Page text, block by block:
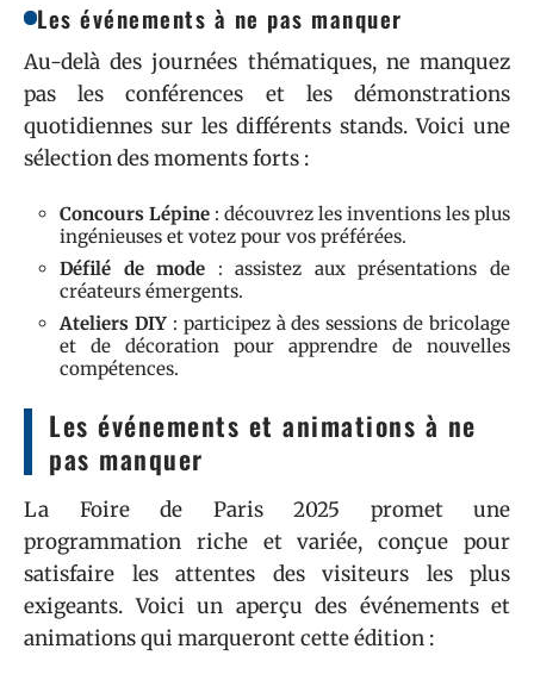
Les événements à ne pas manquer
Au-delà des journées thématiques, ne manquez
pas les conférences et les démonstrations
quotidiennes sur les différents stands. Voici une
sélection des moments forts :
Concours Lépine : découvrez les inventions les plus
ingénieuses et votez pour vos préférées.
Défilé de mode : assistez aux présentations de
créateurs émergents.
Ateliers DIY: participez à des sessions de bricolage
et de décoration pour apprendre de nouvelles
compétences.
Les événements et animations à ne
pas manquer
La Foire de Paris 2025 promet une
programmation riche et variée, conçue pour
satisfaire les attentes des visiteurs les plus
exigeants. Voici un aperçu des événements et
animations qui marqueront cette édition :